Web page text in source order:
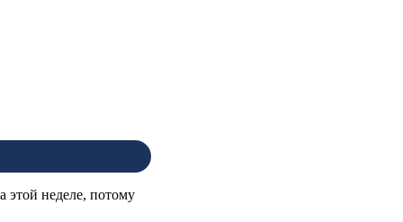
неделе, потому